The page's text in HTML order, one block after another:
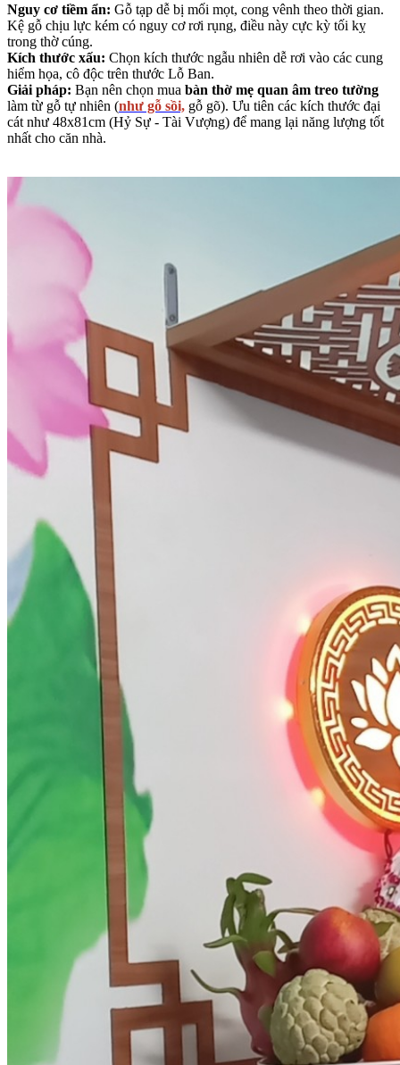
Nguy cơ tiềm ẩn: Gỗ tạp dễ bị mối mọt, cong vênh theo thời gian.
Kệ gỗ chịu lực kém có nguy cơ rơi rụng, điều này cực kỳ tối kỵ
trong thờ cúng.
Kích thước xấu: Chọn kích thước ngẫu nhiên dễ rơi vào các cung
hiểm họa, cô độc trên thước Lỗ Ban.
Giải pháp: Bạn nên chọn mua bàn thờ mẹ quan âm treo tường
làm từ gỗ tự nhiên (như gỗ sồi, gỗ gõ). Ưu tiên các kích thước đại
cát như 48x81cm (Hỷ Sự - Tài Vượng) để mang lại năng lượng tốt
nhất cho căn nhà.